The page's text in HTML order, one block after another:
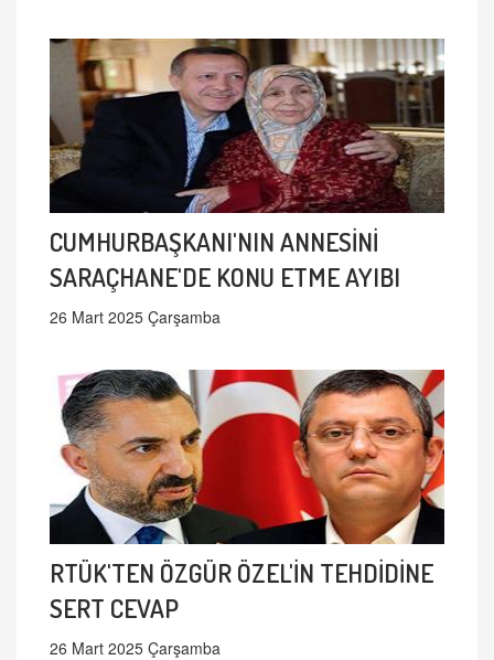
CUMHURBAŞKANI'NIN ANNESİNİ
SARAÇHANE'DE KONU ETME AYIBI
26 Mart 2025 Çarşamba
RTÜK'TEN ÖZGÜR ÖZEL'İN TEHDİDİNE
SERT CEVAP
26 Mart 2025 Çarşamba